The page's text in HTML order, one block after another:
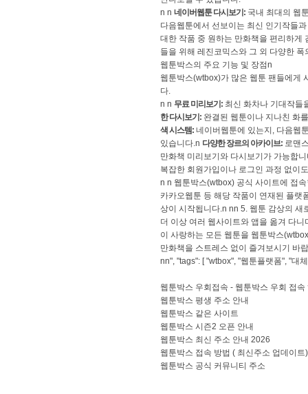
n n 네이버웹툰 다시보기: 국내 최대의 웹
다음웹툰에서 선보이는 최신 인기작들
대한 작품 중 원하는 만화책을 편리하게
들을 위해 레진코믹스와 그 외 다양한
웹툰박스의 주요 기능 및 장점n
웹툰박스(wtbox)가 많은 웹툰 팬들에게
다.
n n 무료 미리보기: 최신 화차나 기대작들
한 다시보기: 완결된 웹툰이나 지나친 화
색 시스템: 네이버웹툰에 있는지, 다음웹
있습니다.n 다양한 장르의 아카이브: 로맨
만화책 미리보기와 다시보기가 가능합
복잡한 회원가입이나 로그인 과정 없이
n n 웹툰박스(wtbox) 공식 사이트에 접
카카오웹툰 등 해당 작품이 연재된 플랫
상이 시작됩니다.n nn 5. 웹툰 감상의 새
더 이상 여러 웹사이트와 앱을 옮겨 다
이 사랑하는 모든 웹툰을 웹툰박스
만화책을 스트레스 없이 즐겨보시기 바
nn", "tags": [ "wtbox", "웹툰플랫폼", "대
웹툰박스 우회접속 - 웹툰박스 우회 접속
웹툰박스 평생 주소 안내
웹툰박스 같은 사이트
웹툰박스 시즌2 오픈 안내
웹툰박스 최신 주소 안내 2026
웹툰박스 접속 방법 ( 최신주소 업데이트)
웹툰박스 공식 커뮤니티 주소